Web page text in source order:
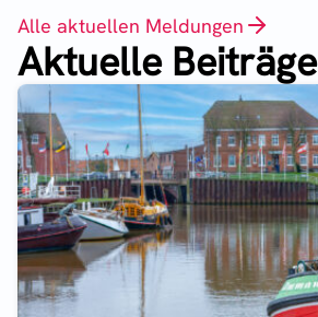
Alle aktuellen Meldungen
Aktuelle Beiträge